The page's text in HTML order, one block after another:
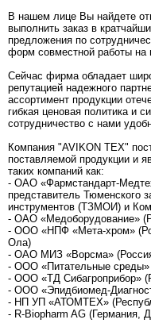
В нашем лице Вы найдете
выполнить заказ в
предложения по
форм совместной работы на
Сейчас фирма обладает
репутацией надежного
ассортимент продукции
гибкая ценовая политика и
сотрудничество с нами
Компания "AVIKON TEX"
поставляемой продукции и
таких компаний как:
- ОАО «Фармстандарт-
представитель Тюменского
инструментов (ТЗМОИ) и
- ОАО «Медоборудование»
- ООО «НПФ «Мета-хром»
Ола)
- ОАО МИЗ «Ворсма»
- ООО «Питательные среды»
- ООО «ТД Сибагроприбор»
- ООО «Эпидбиомед-
- НП УП «АТОМТЕХ»
- R-Biopharm AG (Германия,